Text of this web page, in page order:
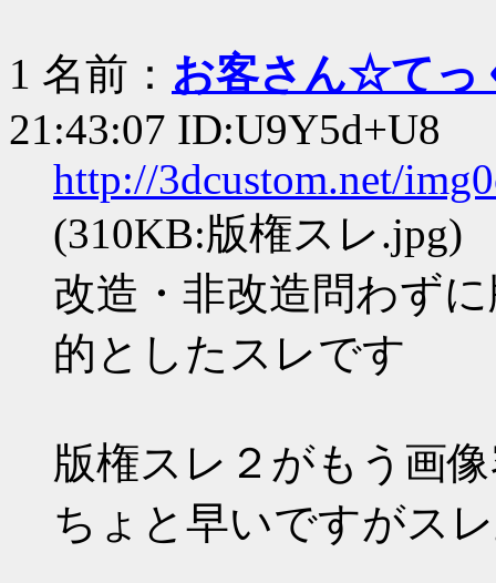
1 名前： お客さん☆てっ
21:43:07 ID:U9Y5d+U8
http://3dcustom.net/
(310KB:版権スレ.jpg)
改造・非改造問わず
的としたスレです
版権スレ２がもう画
ちょと早いですがス